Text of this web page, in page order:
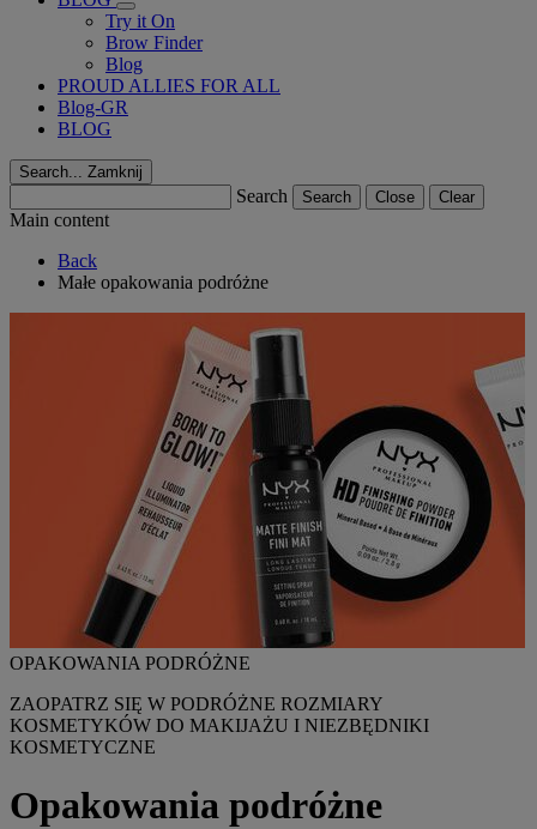
Try it On
Brow Finder
Blog
PROUD ALLIES FOR ALL
Blog-GR
BLOG
Search... Zamknij
Search Search Close Clear
Main content
Back
Małe opakowania podróżne
OPAKOWANIA PODRÓŻNE
ZAOPATRZ SIĘ W PODRÓŻNE ROZMIARY
KOSMETYKÓW DO MAKIJAŻU I NIEZBĘDNIKI
KOSMETYCZNE
Opakowania podróżne